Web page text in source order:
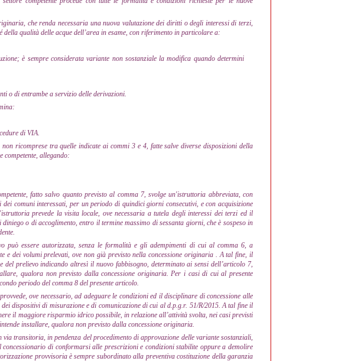
che renda necessaria una nuova valutazione dei diritti o degli interessi di terzi,
qualità delle acque dell’area in esame, con riferimento in particolare a:
è sempre considerata variante non sostanziale la modifica quando determini
o di entrambe a servizio delle derivazioni.
di VIA.
ricomprese tra quelle indicate ai commi 3 e 4, fatte salve diverse disposizioni della
competente, allegando:
fatto salvo quanto previsto al comma 7, svolge un'istruttoria abbreviata, con
comuni interessati, per un periodo di quindici giorni consecutivi, e con acquisizione
prevede la visita locale, ove necessaria a tutela degli interessi dei terzi ed il
o di accoglimento, entro il termine massimo di sessanta giorni, che è sospeso in
può essere autorizzata, senza le formalità e gli adempimenti di cui al comma 6, a
e dei volumi prelevati, ove non già previsto nella concessione originaria . A tal fine, il
del prelievo indicando altresì il nuovo fabbisogno, determinato ai sensi dell’articolo 7,
qualora non previsto dalla concessione originaria. Per i casi di cui al presente
periodo del comma 8 del presente articolo.
ove necessario, ad adeguare le condizioni ed il disciplinare di concessione alle
dispositivi di misurazione e di comunicazione di cui al d.p.g.r. 51/R/2015. A tal fine il
il maggiore risparmio idrico possibile, in relazione all’attività svolta, nei casi previsti
installare, qualora non previsto dalla concessione originaria.
transitoria, in pendenza del procedimento di approvazione delle variante sostanziali,
concessionario di conformarsi alle prescrizioni e condizioni stabilite oppure a demolire
provvisoria è sempre subordinato alla preventiva costituzione della garanzia